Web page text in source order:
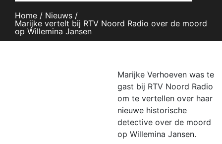
Home / Nieuws /
Marijke vertelt bij RTV Noord Radio over de moord
op Willemina Jansen
Marijke Verhoeven was te
gast bij RTV Noord Radio
om te vertellen over haar
nieuwe historische
detective over de moord
op Willemina Jansen.